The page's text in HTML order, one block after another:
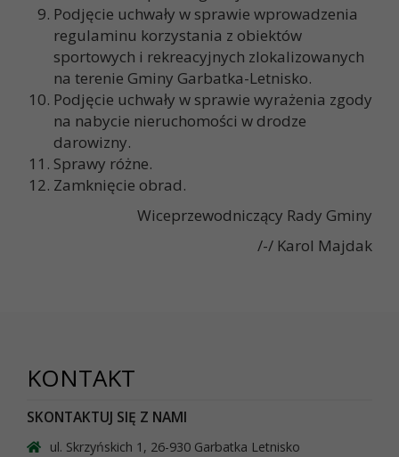
Podjęcie uchwały w sprawie wprowadzenia
regulaminu korzystania z obiektów
sportowych i rekreacyjnych zlokalizowanych
na terenie Gminy Garbatka-Letnisko.
Podjęcie uchwały w sprawie wyrażenia zgody
na nabycie nieruchomości w drodze
darowizny.
Sprawy różne.
Zamknięcie obrad.
Wiceprzewodniczący Rady Gminy
/-/ Karol Majdak
KONTAKT
SKONTAKTUJ SIĘ Z NAMI
ul. Skrzyńskich 1, 26-930 Garbatka Letnisko